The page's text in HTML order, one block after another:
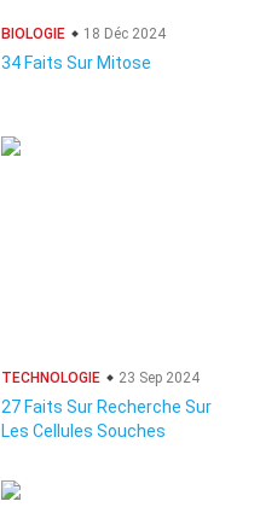
BIOLOGIE 18 Déc 2024
34 Faits Sur Mitose
TECHNOLOGIE 23 Sep 2024
27 Faits Sur Recherche Sur
Les Cellules Souches